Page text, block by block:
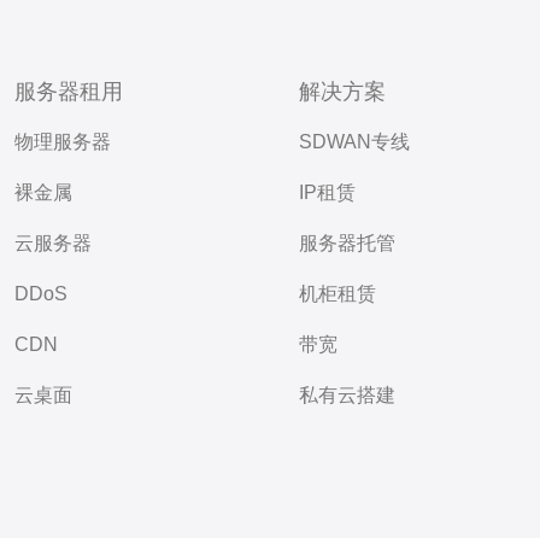
服务器租用
物理服务器
裸金属
云服务器
DDoS
CDN
云桌面
解决方案
SDWAN专线
IP租赁
服务器托管
机柜租赁
带宽
私有云搭建